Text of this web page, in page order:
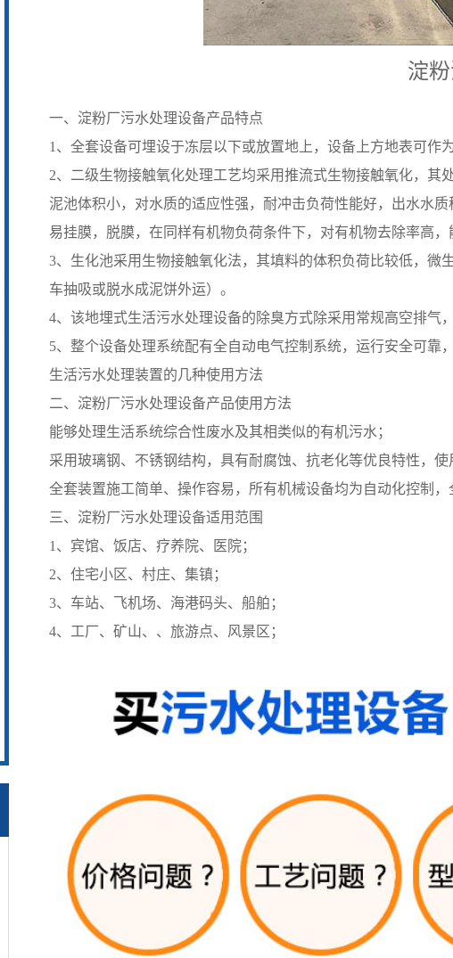
淀
一、淀粉厂污水处理设备产品特点
1、全套设备可埋设于冻层以下或放置地上，设备上方地表可作
2、二级生物接触氧化处理工艺均采用推流式生物接触氧化，
泥池体积小，对水质的适应性强，耐冲击负荷性能好，出水水
易挂膜，脱膜，在同样有机物负荷条件下，对有机物去除率高
3、生化池采用生物接触氧化法，其填料的体积负荷比较低，微
车抽吸或脱水成泥饼外运）。
4、该地埋式生活污水处理设备的除臭方式除采用常规高空排气
5、整个设备处理系统配有全自动电气控制系统，运行安全可
生活污水处理装置的几种使用方法
二、淀粉厂污水处理设备产品使用方法
能够处理生活系统综合性废水及其相类似的有机污水；
采用玻璃钢、不锈钢结构，具有耐腐蚀、抗老化等优良特性，使
全套装置施工简单、操作容易，所有机械设备均为自动化控制
三、淀粉厂污水处理设备适用范围
1、宾馆、饭店、疗养院、医院；
2、住宅小区、村庄、集镇；
3、车站、飞机场、海港码头、船舶；
4、工厂、矿山、、旅游点、风景区；